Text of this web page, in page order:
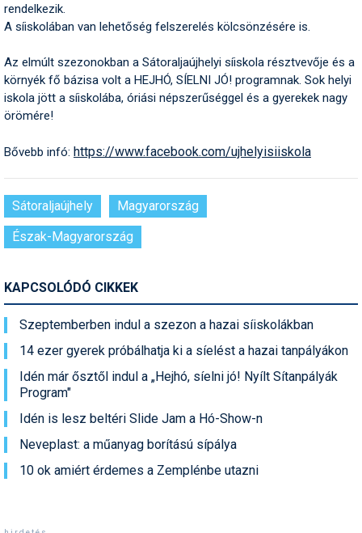
Síléc
Síoktatás
Síruházat
Síugrás
Snowboard
Sportorvos
Szánkó
Szótárak
Téli sportok
rendelkezik.
A síiskolában van lehetőség felszerelés kölcsönzésére is.
Az elmúlt szezonokban a Sátoraljaújhelyi síiskola résztvevője és a
környék fő bázisa volt a HEJHÓ, SÍELNI JÓ! programnak. Sok helyi
iskola jött a síiskolába, óriási népszerűséggel és a gyerekek nagy
örömére!
Bővebb infó: https://www.facebook.com/ujhelyisiiskola
Sátoraljaújhely
Magyarország
Észak-Magyarország
KAPCSOLÓDÓ CIKKEK
Szeptemberben indul a szezon a hazai síiskolákban
14 ezer gyerek próbálhatja ki a síelést a hazai tanpályákon
Idén már ősztől indul a „Hejhó, síelni jó! Nyílt Sítanpályák
Program"
Idén is lesz beltéri Slide Jam a Hó-Show-n
Neveplast: a műanyag borítású sípálya
10 ok amiért érdemes a Zemplénbe utazni